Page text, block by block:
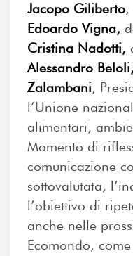
Jacopo Giliberto
Edoardo Vigna,
Cristina Nadotti,
Alessandro
Zalambani,
l’Unione
alimentari,
Momento di
comunicazione
sottovalutata,
l’obiettivo di
anche nelle
Ecomondo,